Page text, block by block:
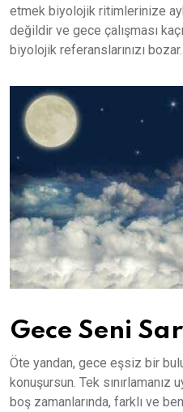
etmek biyolojik ritimlerinize
değildir ve gece çalışması
biyolojik referanslarınızı bozar.
Gece Seni
Öte yandan, gece eşsiz bir
konuşursun. Tek sınırlamanız
boş zamanlarında, farklı ve